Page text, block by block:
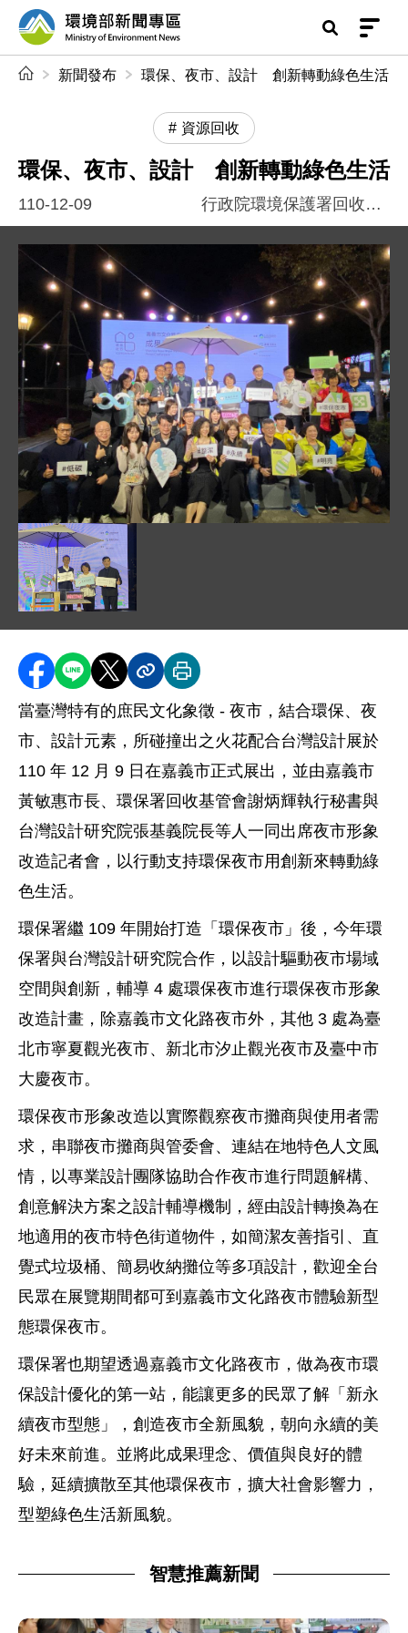
前往中央內容區塊
環境部新聞專區
新聞發布 環保、夜市、設計 創新轉動綠色生活
資源回收
環保、夜市、設計 創新轉動綠色生活
110-12-09 行政院環境保護署回收基管會
圖片說明：結合中央及地方機關單位與設計團隊共同
分享至 Facebook
分享到 LINE
分享到 X分享內容連結
列印本頁
當臺灣特有的庶民文化象徵 - 夜市，結合環保、夜
市、設計元素，所碰撞出之火花配合台灣設計展於
110 年 12 月 9 日在嘉義市正式展出，並由嘉義市
黃敏惠市長、環保署回收基管會謝炳輝執行秘書與
台灣設計研究院張基義院長等人一同出席夜市形象
改造記者會，以行動支持環保夜市用創新來轉動綠
色生活。
環保署繼 109 年開始打造「環保夜市」後，今年環
保署與台灣設計研究院合作，以設計驅動夜市場域
空間與創新，輔導 4 處環保夜市進行環保夜市形象
改造計畫，除嘉義市文化路夜市外，其他 3 處為臺
北市寧夏觀光夜市、新北市汐止觀光夜市及臺中市
大慶夜市。
環保夜市形象改造以實際觀察夜市攤商與使用者需
求，串聯夜市攤商與管委會、連結在地特色人文風
情，以專業設計團隊協助合作夜市進行問題解構、
創意解決方案之設計輔導機制，經由設計轉換為在
地適用的夜市特色街道物件，如簡潔友善指引、直
覺式垃圾桶、簡易收納攤位等多項設計，歡迎全台
民眾在展覽期間都可到嘉義市文化路夜市體驗新型
態環保夜市。
環保署也期望透過嘉義市文化路夜市，做為夜市環
保設計優化的第一站，能讓更多的民眾了解「新永
續夜市型態」，創造夜市全新風貌，朝向永續的美
好未來前進。並將此成果理念、價值與良好的體
驗，延續擴散至其他環保夜市，擴大社會影響力，
型塑綠色生活新風貌。
智慧推薦新聞